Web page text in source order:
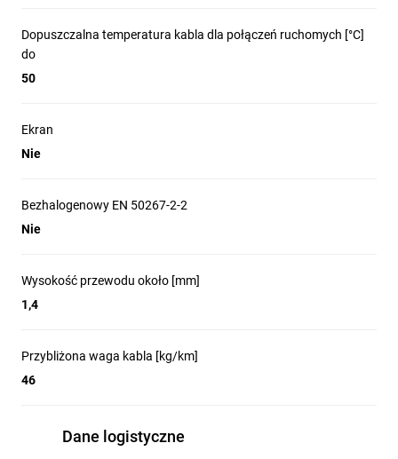
Dopuszczalna temperatura kabla dla połączeń ruchomych [°C]
do
50
Ekran
Nie
Bezhalogenowy EN 50267-2-2
Nie
Wysokość przewodu około [mm]
1,4
Przybliżona waga kabla [kg/km]
46
Dane logistyczne